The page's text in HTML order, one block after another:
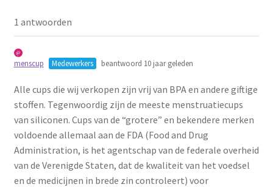
Voordeelpakketten
Proefpakketten
1 antwoorden
menscup Medewerkers beantwoord 10 jaar geleden
Alle cups die wij verkopen zijn vrij van BPA en andere giftige
stoffen. Tegenwoordig zijn de meeste menstruatiecups
van siliconen. Cups van de “grotere” en bekendere merken
voldoende allemaal aan de FDA (Food and Drug
Administration, is het agentschap van de federale overheid
van de Verenigde Staten, dat de kwaliteit van het voedsel
en de medicijnen in brede zin controleert) voor